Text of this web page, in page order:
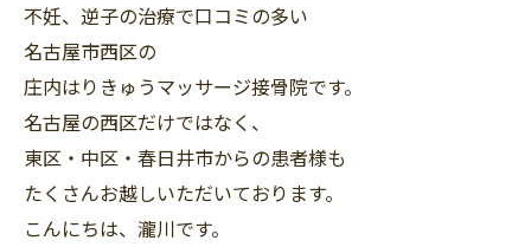
不妊、逆子の治療で口コミの多い
名古屋市西区の
庄内はりきゅうマッサージ接骨院です。
名古屋の西区だけではなく、
東区・中区・春日井市からの患者様も
たくさんお越しいただいております。
こんにちは、瀧川です。